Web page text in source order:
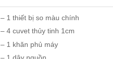
– 1 thiết bị so màu chính
– 4 cuvet thủy tinh 1cm
– 1 khăn phủ máy
– 1 dây nguồn